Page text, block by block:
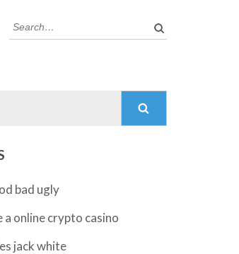
Search:
Search:
bad ugly
online crypto casino
jack white